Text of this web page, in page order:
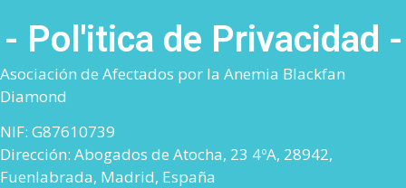
- Pol'itica de Privacidad -
Asociación de Afectados por la Anemia Blackfan
Diamond
NIF: G87610739
Dirección: Abogados de Atocha, 23 4ºA, 28942,
Fuenlabrada, Madrid, España